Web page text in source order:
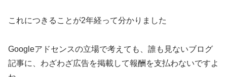
これにつきることが2年経って分かりました
Googleアドセンスの立場で考えても、誰も見ないブログ
記事に、わざわざ広告を掲載して報酬を支払わないですよ